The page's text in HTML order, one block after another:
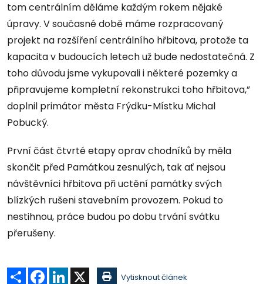
tom centrálním děláme každým rokem nějaké
úpravy. V současné době máme rozpracovaný
projekt na rozšíření centrálního hřbitova, protože ta
kapacita v budoucích letech už bude nedostatečná. Z
toho důvodu jsme vykupovali i některé pozemky a
připravujeme kompletní rekonstrukci toho hřbitova,”
doplnil primátor města Frýdku-Místku Michal
Pobucký.
První část čtvrté etapy oprav chodníků by měla
skončit před Památkou zesnulých, tak ať nejsou
návštěvníci hřbitova při uctění památky svých
blízkých rušeni stavebním provozem. Pokud to
nestihnou, práce budou po dobu trvání svátku
přerušeny.
Sdílet Facebook
LinkedIn Vytisknout článek